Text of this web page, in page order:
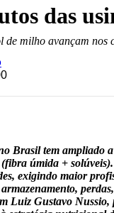
das
milho avançam
Brasil tem ampliado
úmida +
exigindo maior
Luiz Gustavo